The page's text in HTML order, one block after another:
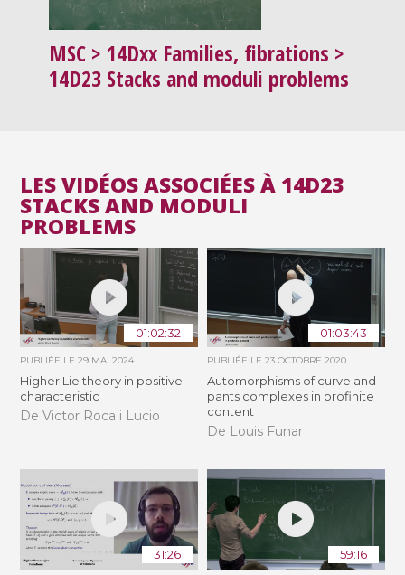
MSC > 14Dxx Families, fibrations >
14D23 Stacks and moduli problems
LES VIDÉOS ASSOCIÉES À 14D23
STACKS AND MODULI
PROBLEMS
01:02:32
PUBLIÉE LE29 MAI 2024
Higher Lie theory in positive
characteristic
De Victor Roca i Lucio
01:03:43
PUBLIÉE LE 23 OCTOBRE 2020
Automorphisms of curve and
pants complexes in profinite
content
De Louis Funar
31:26 59:16